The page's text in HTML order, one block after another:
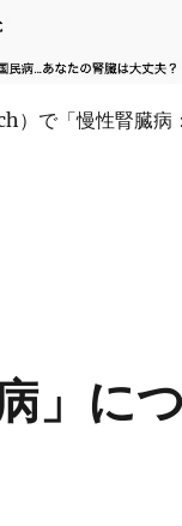
）で「慢性腎臓病
松本裕子の病を知
」に